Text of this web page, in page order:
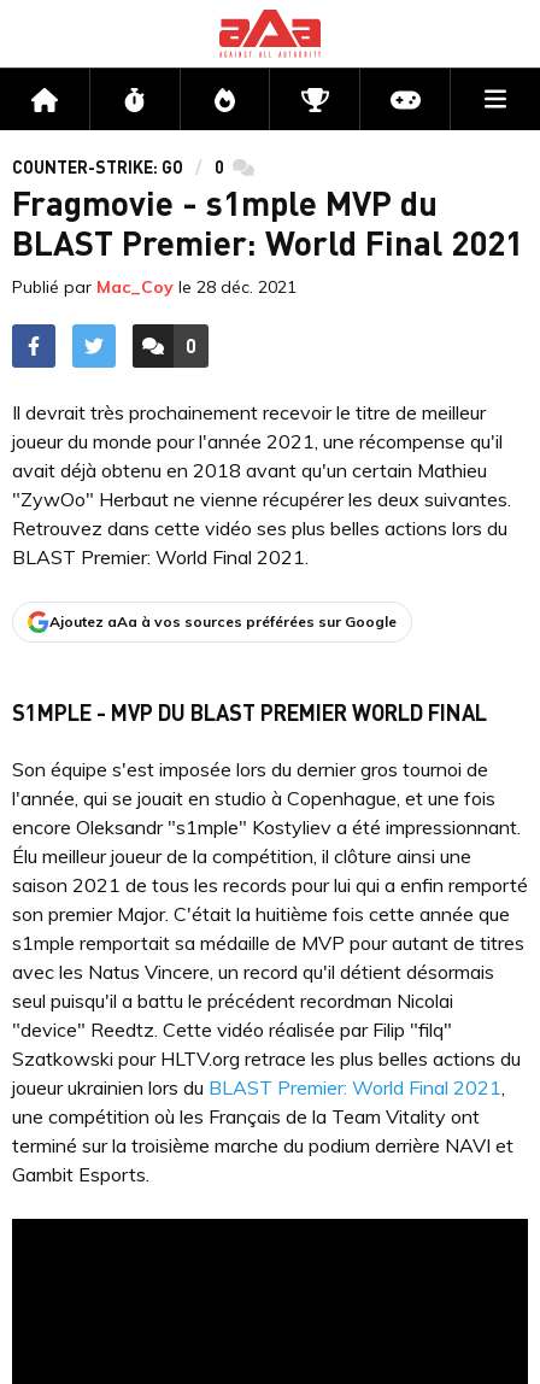
Accueil Flux Directs CompétitionsActu jeux
COUNTER-STRIKE: GO 0 commentaires
Fragmovie - s1mple MVP du
BLAST Premier: World Final 2021
Publié par Mac_Coy le 28 déc. 2021
ACCÉDER AUX
0
COMMENTAIRES
Il devrait très prochainement recevoir le titre de meilleur
joueur du monde pour l'année 2021, une récompense qu'il
avait déjà obtenu en 2018 avant qu'un certain Mathieu
"ZywOo" Herbaut ne vienne récupérer les deux suivantes.
Retrouvez dans cette vidéo ses plus belles actions lors du
BLAST Premier: World Final 2021.
Ajoutez aAa à vos sources préférées sur Google
S1MPLE - MVP DU BLAST PREMIER WORLD FINAL
Son équipe s'est imposée lors du dernier gros tournoi de
l'année, qui se jouait en studio à Copenhague, et une fois
encore Oleksandr "s1mple" Kostyliev a été impressionnant.
Élu meilleur joueur de la compétition, il clôture ainsi une
saison 2021 de tous les records pour lui qui a enfin remporté
son premier Major. C'était la huitième fois cette année que
s1mple remportait sa médaille de MVP pour autant de titres
avec les Natus Vincere, un record qu'il détient désormais
seul puisqu'il a battu le précédent recordman Nicolai
"⁠device⁠" Reedtz. Cette vidéo réalisée par Filip "filq"
Szatkowski pour HLTV.org retrace les plus belles actions du
joueur ukrainien lors du BLAST Premier: World Final 2021,
une compétition où les Français de la Team Vitality ont
terminé sur la troisième marche du podium derrière NAVI et
Gambit Esports.